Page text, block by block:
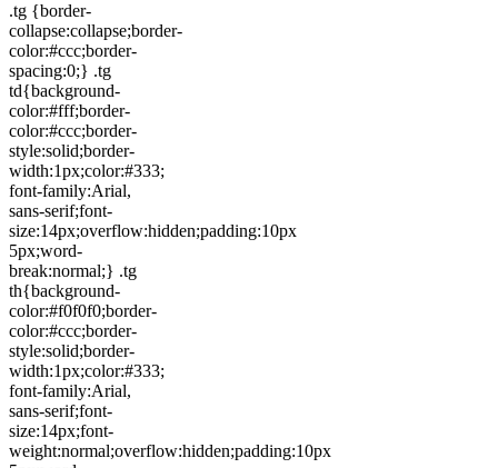
.tg {border-
collapse:collapse;border-
color:#ccc;border-
spacing:0;} .tg
td{background-
color:#fff;border-
color:#ccc;border-
style:solid;border-
width:1px;color:#333;
font-family:Arial,
sans-serif;font-
size:14px;overflow:hidden;padding:10px
5px;word-
break:normal;} .tg
th{background-
color:#f0f0f0;border-
color:#ccc;border-
style:solid;border-
width:1px;color:#333;
font-family:Arial,
sans-serif;font-
size:14px;font-
weight:normal;overflow:hidden;padding:10px